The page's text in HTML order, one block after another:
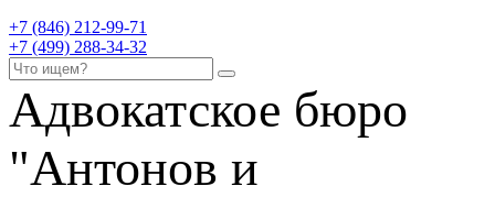
+7 (846) 212-99-71
+7 (499) 288-34-32
Адвокатское бюро
"Антонов и